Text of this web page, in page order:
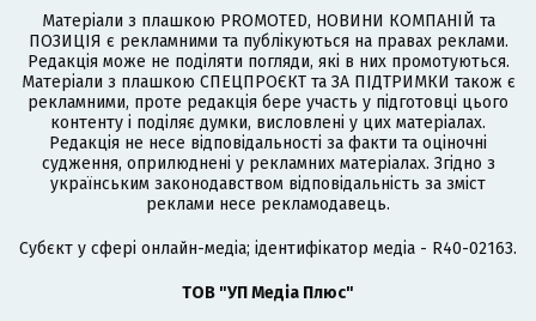
Матеріали з плашкою PROMOTED, НОВИНИ КОМПАНІЙ та
ПОЗИЦІЯ є рекламними та публікуються на правах реклами.
Редакція може не поділяти погляди, які в них промотуються.
Матеріали з плашкою СПЕЦПРОЄКТ та ЗА ПІДТРИМКИ також є
рекламними, проте редакція бере участь у підготовці цього
контенту і поділяє думки, висловлені у цих матеріалах.
Редакція не несе відповідальності за факти та оціночні
судження, оприлюднені у рекламних матеріалах. Згідно з
українським законодавством відповідальність за зміст
реклами несе рекламодавець.
Cубєкт у сфері онлайн-медіа; ідентифікатор медіа - R40-02163.
ТОВ "УП Медіа Плюс"